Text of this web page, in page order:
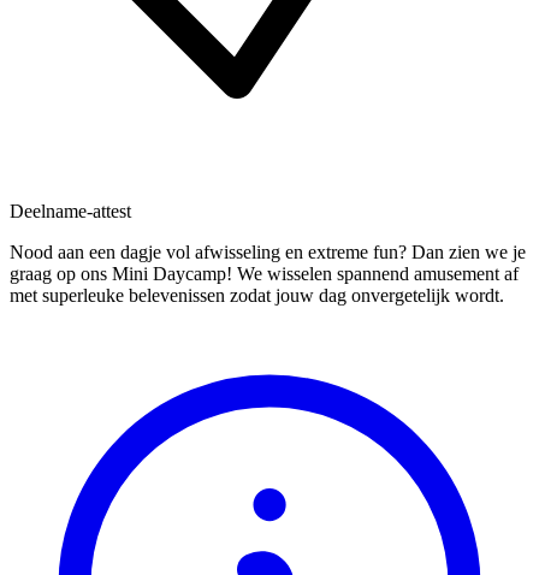
Deelname-attest
Nood aan een dagje vol afwisseling en extreme fun? Dan zien we je
graag op ons Mini Daycamp! We wisselen spannend amusement af
met superleuke belevenissen zodat jouw dag onvergetelijk wordt.